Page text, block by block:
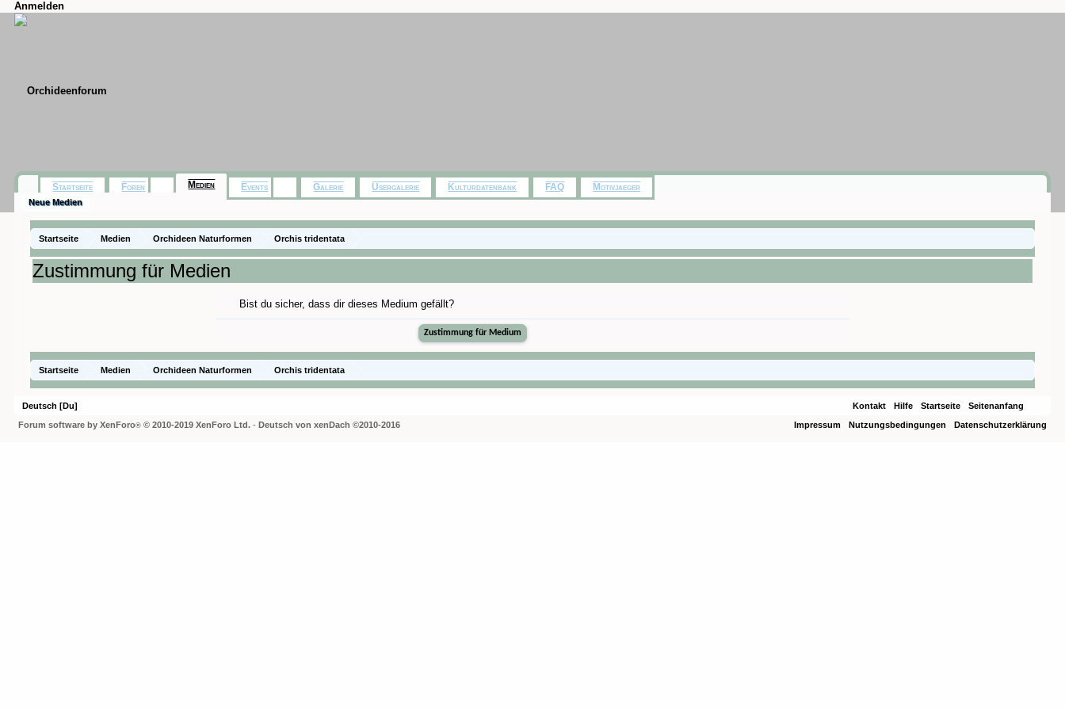
Anmelden
Startseite Medien Orchideen Naturformen Orchis tridentata
Zustimmung für Medien
Bist du sicher, dass dir dieses Medium gefällt?
Startseite Medien Orchideen Naturformen Orchis tridentata
Startseite Foren Medien
Neue Medien
Events Galerie Usergalerie Kulturdatenbank FAQ Motivjaeger
Deutsch [Du] Kontakt Hilfe Startseite
Seitenanfang
Impressum
Nutzungsbedingungen Datenschutzerklärung
Forum software by XenForo® © 2010-2019 XenForo Ltd. -Deutsch von xenDach©2010-2016